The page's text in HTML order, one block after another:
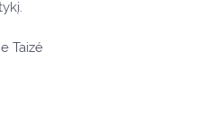
Taizé